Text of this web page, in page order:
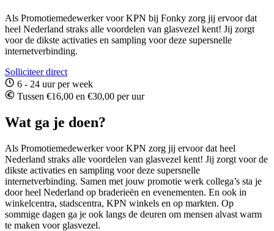
Als Promotiemedewerker voor KPN bij Fonky zorg jij ervoor dat
heel Nederland straks alle voordelen van glasvezel kent! Jij zorgt
voor de dikste activaties en sampling voor deze supersnelle
internetverbinding.
Solliciteer direct
6 - 24 uur per week
Tussen €16,00 en €30,00 per uur
Wat ga je doen?
Als Promotiemedewerker voor KPN zorg jij ervoor dat heel
Nederland straks alle voordelen van glasvezel kent! Jij zorgt voor de
dikste activaties en sampling voor deze supersnelle
internetverbinding. Samen met jouw promotie werk collega’s sta je
door heel Nederland op braderieën en evenementen. En ook in
winkelcentra, stadscentra, KPN winkels en op markten. Op
sommige dagen ga je ook langs de deuren om mensen alvast warm
te maken voor glasvezel.